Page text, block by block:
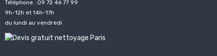
Téléphone : 09 72 46 77 99
9h-12h et 14h-17h
du lundi au vendredi